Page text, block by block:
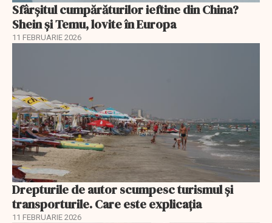
Sfârșitul cumpărăturilor ieftine din China?
Shein și Temu, lovite în Europa
11 FEBRUARIE 2026
Drepturile de autor scumpesc turismul și
transporturile. Care este explicația
11 FEBRUARIE 2026